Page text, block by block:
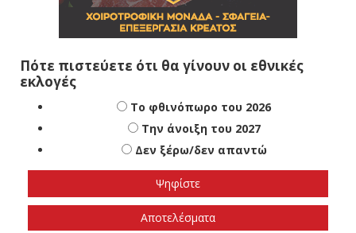
Πότε πιστεύετε ότι θα γίνουν οι εθνικές
εκλογές
Το φθινόπωρο του 2026
Την άνοιξη του 2027
Δεν ξέρω/δεν απαντώ